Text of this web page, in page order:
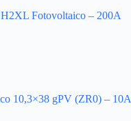
Fotovoltaico – 200A
10,3×38 gPV (ZR0) – 10A